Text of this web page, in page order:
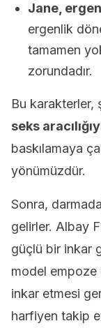
Jane,
ergenlik
tamamen
zorundadır.
Bu karakterler,
seks
baskılamaya
yönümüzdür.
Sonra,
gelirler. Albay
güçlü bir inkar
model
inkar etmesi
harfiyen takip